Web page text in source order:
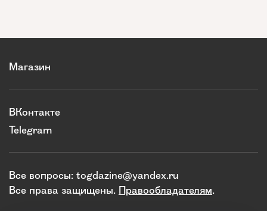
Магазин
ВКонтакте
Telegram
Все вопросы: togdazine@yandex.ru
Все права защищены. Правообладателям.